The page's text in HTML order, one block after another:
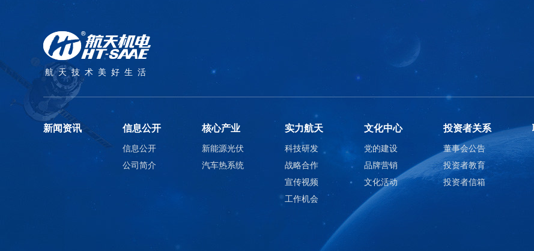
航天技术美好生活
新闻资讯 信息公开
信息公开
公司简介
核心产业
新能源光伏
汽车热系统
实力航天
科技研发
战略合作
宣传视频
工作机会
文化中心
党的建设
品牌营销
文化活动
投资者关系
董事会公告
投资者教育
投资者信箱